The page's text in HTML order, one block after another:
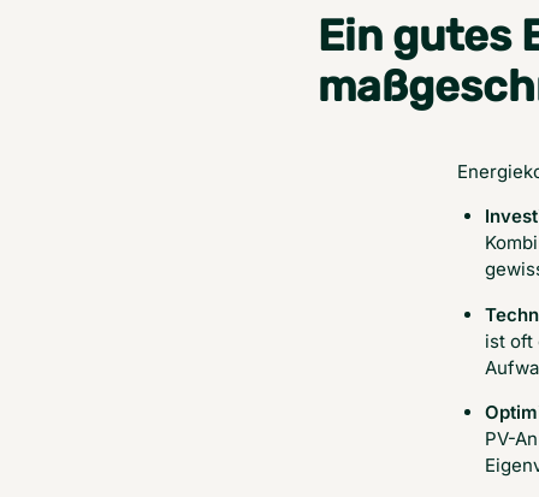
Ein gutes
ist oft
PV-